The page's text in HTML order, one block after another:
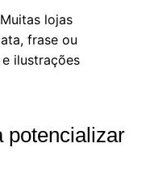
Muitas lojas
frase ou
ilustrações
potencializar